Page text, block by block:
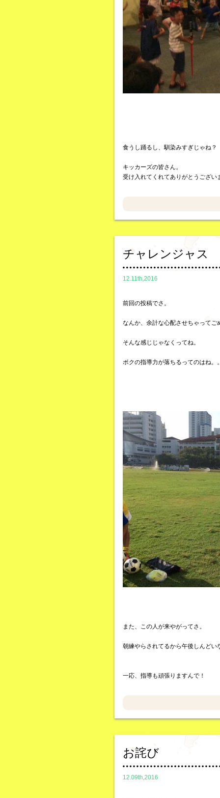
食うし踊るし、馴染みすぎじゃね？
キッカーズの皆さん。
受け入れてくれてありがとうござい
チャレンジャス
12.11th,2016
前回の投稿でさ。
なんか、余計な心配させちゃってご
そんな感じじゃなくってね。
ボクの指導力が落ちるってのはね。
また、この人が来やがってさ。
朝練やらされてるから午後しんどい
一応、指導も頑張りますんで！
お詫び
12.09th,2016